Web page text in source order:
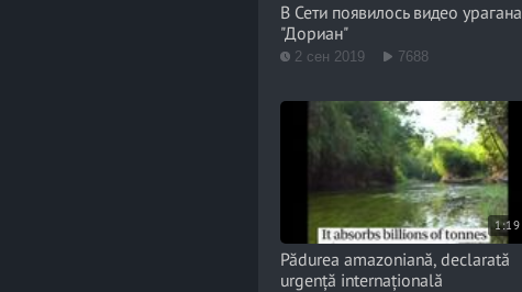
В Сети появилось видео урагана
"Дориан"
2 сен 2019 7688
1:19
Pădurea amazoniană, declarată
urgență internațională